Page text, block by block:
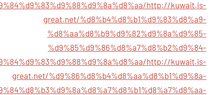
http://kuwait.is-
great.net/%d8%b4%d8%b1%d9%83%d8%a9-
%d8%aa%d8%b9%d9%82%d9%8a%d9%85-
%d9%85%d9%86%d8%a7%d8%b2%d9%84-
http://kuwait.is-
great.net/%d9%86%d8%b4%d8%aa%d8%b1%d9%8a-